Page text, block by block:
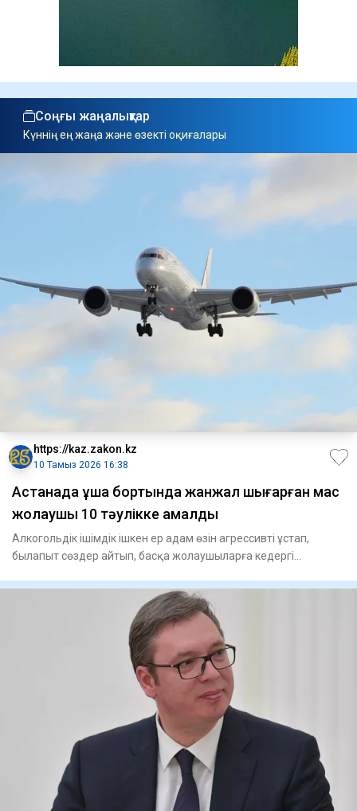
Соңғы жаңалықтар
Күннің ең жаңа және өзекті оқиғалары
https://kaz.zakon.kz
10 Тамыз 2026 16:38
Астанада ұшақ бортында жанжал шығарған мас
жолаушы 10 тәулікке қамалды
Алкогольдік ішімдік ішкен ер адам өзін агрессивті ұстап,
былапыт сөздер айтып, басқа жолаушыларға кедергі